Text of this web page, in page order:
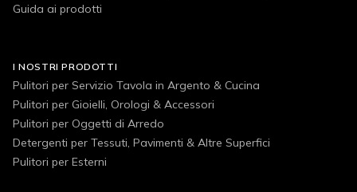
Guida ai prodotti
I NOSTRI PRODOTTI
Pulitori per Servizio Tavola in Argento & Cucina
Pulitori per Gioielli, Orologi & Accessori
Pulitori per Oggetti di Arredo
Detergenti per Tessuti, Pavimenti & Altre Superfici
Pulitori per Esterni